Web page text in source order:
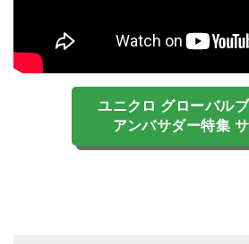
ユニクロ グローバル
アンバサダー特集